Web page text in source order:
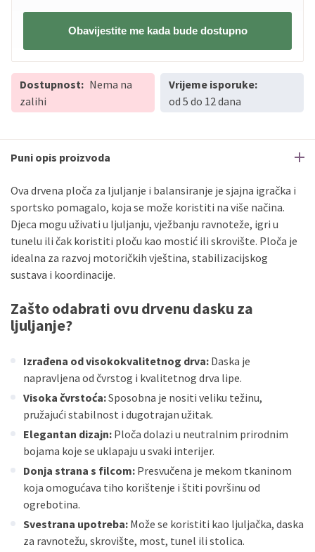
Sve banke Visa
Jednokratno
Sve banke
Master
Sve banke
Maestro
Jednokratno
ECC
Discover
Obavijestite me kada bude dostupno
Dostupnost: Nema na
zalihi
Vrijeme isporuke:
od 5 do 12 dana
Puni opis proizvoda
Ova drvena ploča za ljuljanje i balansiranje je sjajna igračka i
sportsko pomagalo, koja se može koristiti na više načina.
Djeca mogu uživati u ljuljanju, vježbanju ravnoteže, igri u
tunelu ili čak koristiti ploču kao mostić ili skrovište. Ploča je
idealna za razvoj motoričkih vještina, stabilizacijskog
sustava i koordinacije.
Zašto odabrati ovu drvenu dasku za
ljuljanje?
Izrađena od visokokvalitetnog drva: Daska je
napravljena od čvrstog i kvalitetnog drva lipe.
Visoka čvrstoća:Sposobna je nositi veliku težinu,
pružajući stabilnost i dugotrajan užitak.
Elegantan dizajn: Ploča dolazi u neutralnim prirodnim
bojama koje se uklapaju u svaki interijer.
Donja strana s filcom: Presvučena je mekom tkaninom
koja omogućava tiho korištenje i štiti površinu od
ogrebotina.
Svestrana upotreba: Može se koristiti kao ljuljačka, daska
za ravnotežu, skrovište, most, tunel ili stolica.